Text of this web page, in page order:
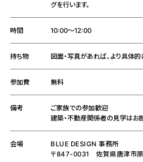
グを行います。
時間 10:00～12:00
持ち物 図面・写真があれば、より具体的
参加費 無料
備考
ご家族での参加歓迎
建築・不動産関係者の見学はお
会場
BLUE DESIGN 事務所
〒847-0031 佐賀県唐津市